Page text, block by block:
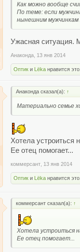
Как можно вообще
По теме: если
нынешним мужчинкам
Ужасная ситуация.
Анаконда 13 янв 2014
Оптик и Lёka нравится это.
Анаконда сказал(а): ↑
Материально семье
Хотела устроиться
Ее отец помогает...
коммерсант 13 янв 2014
Оптик и Lёka нравится это.
коммерсант сказал(а): ↑
Хотела устроиться
Ее отец помогает...